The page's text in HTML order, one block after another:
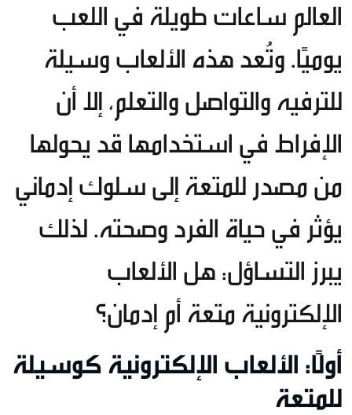
العالم ساعات طويلة في اللعب
يوميًا. وتُعد هذه الألعاب وسيلة
للترفيه والتواصل والتعلم، إلا أن
الإفراط في استخدامها قد يحولها
من مصدر للمتعة إلى سلوك إدماني
يؤثر في حياة الفرد وصحته. لذلك
يبرز التساؤل: هل الألعاب
الإلكترونية متعة أم إدمان؟
أولًا: الألعاب الإلكترونية كوسيلة
للمتعة